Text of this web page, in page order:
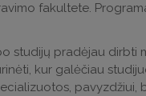
fakultete.
studijų pradėjau
kur galėčiau
pavyzdžiui,